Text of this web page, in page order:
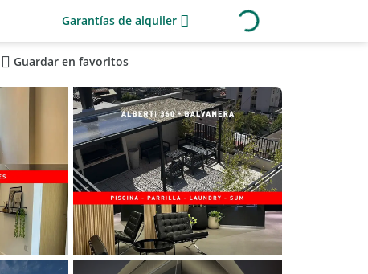
Garantías de alquiler
Guardar en favoritos